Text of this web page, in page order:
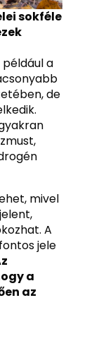
sokféle
a
de
mivel
A
jele
a
az